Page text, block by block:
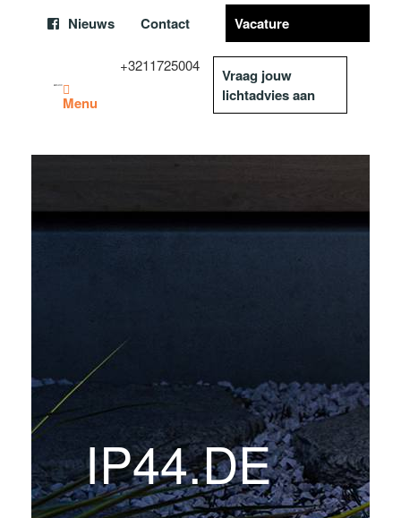
Nieuws Contact Vacature
Menu
+3211725004
Vraag jouw
lichtadvies aan
IP44.DE